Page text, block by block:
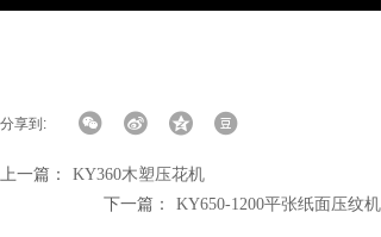
分享到:
上一篇：
KY360木塑压花机
下一篇：
KY650-1200平张纸面压纹机